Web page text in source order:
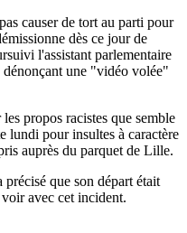
causer de tort au parti pour
dès ce jour de
l'assistant parlementaire
une "vidéo volée"
propos racistes que semble
lundi pour insultes à caractère
auprès du parquet de Lille.
que son départ était
avec cet incident.